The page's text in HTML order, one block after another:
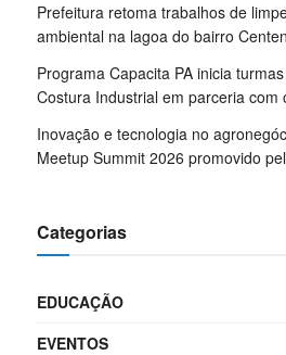
Prefeitura retoma trabalhos de
ambiental na lagoa do bairro
Programa Capacita PA inicia
Costura Industrial em parceria com
Inovação e tecnologia no
Meetup Summit 2026 promovido
Categorias
EDUCAÇÃO
EVENTOS